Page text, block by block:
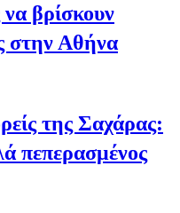
βρίσκουν
στην Αθήνα
της Σαχάρας:
πεπερασμένος